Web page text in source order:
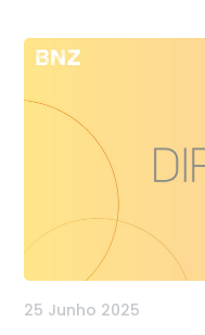
25 Junho 2025